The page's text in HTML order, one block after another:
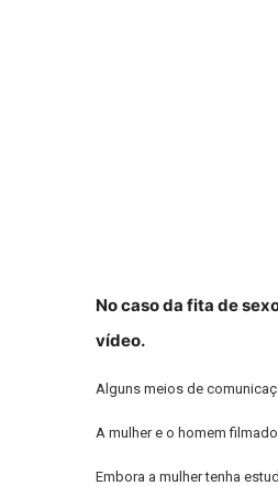
No caso da fita de
vídeo.
Alguns meios de
A mulher e o homem
Embora a mulher tenha